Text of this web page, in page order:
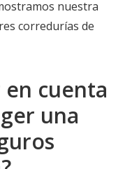
nuestra
corredurías de
cuenta
una